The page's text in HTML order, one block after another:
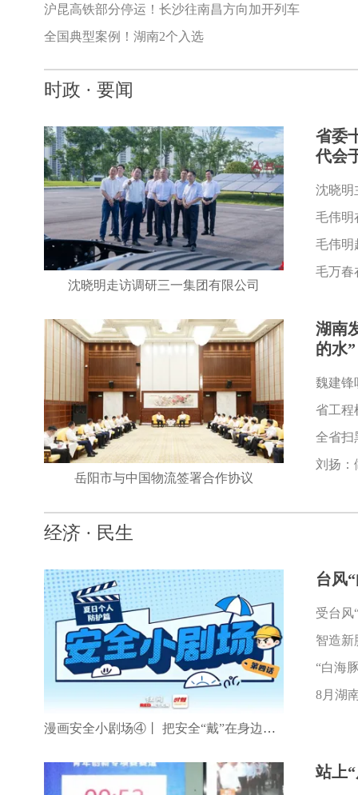
沪昆高铁部分停运！长沙往南昌方向加开列车
全国典型案例！湖南2个入选
时政 · 要闻
沈晓明走访调研三一集团有限公司
省委
代会
沈晓明
毛伟明
毛伟明
毛万春
岳阳市与中国物流签署合作协议
湖南
的水”
魏建锋
省工程
全省扫
刘扬：
经济 · 民生
漫画安全小剧场④丨 把安全“戴”在身边，把平安“带”回家
台风
受台风
智造
“白海
站上